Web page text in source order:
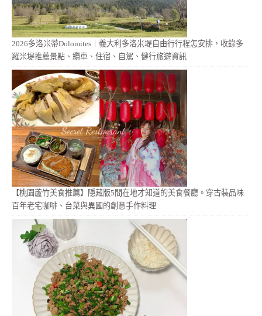
2026多洛米蒂Dolomites｜義大利多洛米堤自由行行程怎安排，收錄多
羅米堤推薦景點、纜車、住宿、自駕、健行旅遊資訊
【桃園蘆竹美食推薦】隱藏版5間在地才知道的美食餐廳。穿古裝品味
百年老宅咖啡、台菜與異國的創意手作料理